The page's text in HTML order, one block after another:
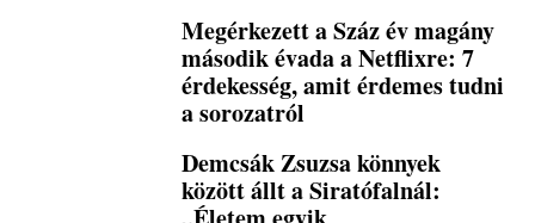
Megérkezett a Száz év magány
második évada a Netflixre: 7
érdekesség, amit érdemes tudni
a sorozatról
Demcsák Zsuzsa könnyek
között állt a Siratófalnál: